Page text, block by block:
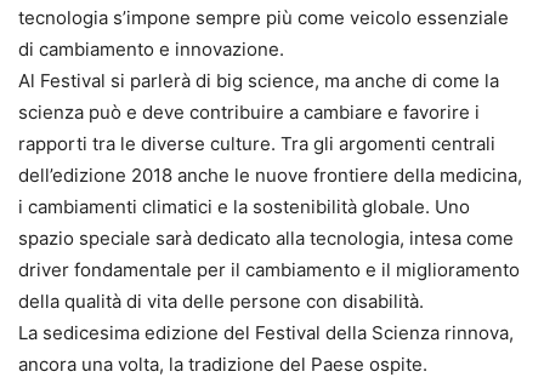
tecnologia s’impone sempre più come veicolo essenziale
di cambiamento e innovazione.
Al Festival si parlerà di big science, ma anche di come la
scienza può e deve contribuire a cambiare e favorire i
rapporti tra le diverse culture. Tra gli argomenti centrali
dell’edizione 2018 anche le nuove frontiere della medicina,
i cambiamenti climatici e la sostenibilità globale. Uno
spazio speciale sarà dedicato alla tecnologia, intesa come
driver fondamentale per il cambiamento e il miglioramento
della qualità di vita delle persone con disabilità.
La sedicesima edizione del Festival della Scienza rinnova,
ancora una volta, la tradizione del Paese ospite.